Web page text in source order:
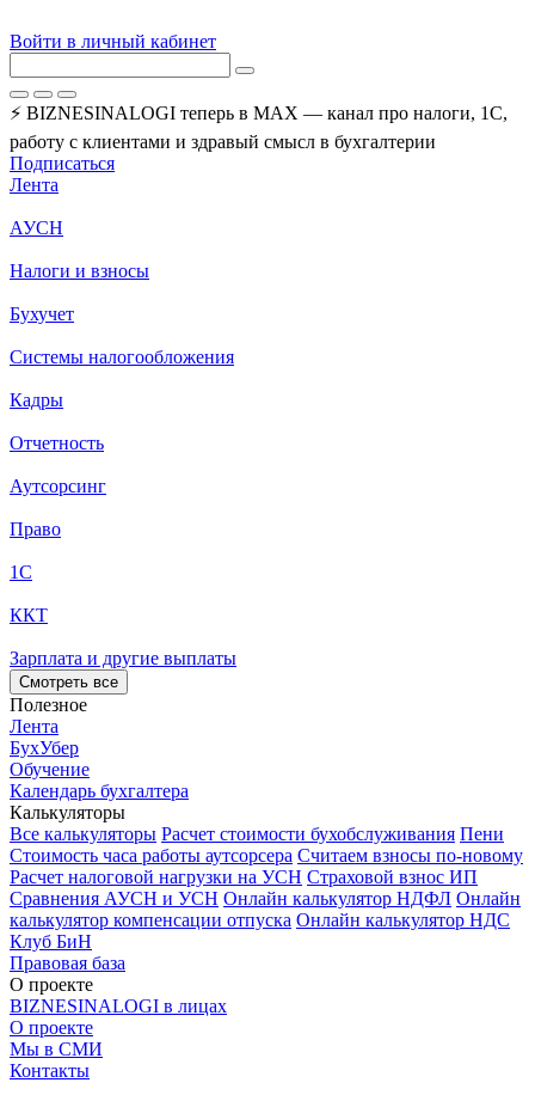
Войти в личный кабинет
⚡ BIZNESINALOGI теперь в MAX — канал про налоги, 1С,
работу с клиентами и здравый смысл в бухгалтерии
Подписаться
Лента
АУСН
Налоги и взносы
Бухучет
Системы налогообложения
Кадры
Отчетность
Аутсорсинг
Право
1С
ККТ
Зарплата и другие выплаты
Смотреть все
Полезное
Лента
БухУбер
Обучение
Календарь бухгалтера
Калькуляторы
Все калькуляторы Расчет стоимости бухобслуживания Пени
Стоимость часа работы аутсорсера Считаем взносы по-новому
Расчет налоговой нагрузки на УСН Страховой взнос ИП
Сравнения АУСН и УСН Онлайн калькулятор НДФЛ Онлайн
калькулятор компенсации отпуска Онлайн калькулятор НДС
Клуб БиН
Правовая база
О проекте
BIZNESINALOGI в лицах
О проекте
Мы в СМИ
Контакты